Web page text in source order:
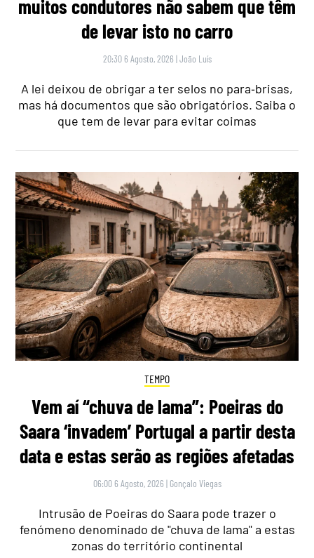
muitos condutores não sabem que têm
de levar isto no carro
20:30 6 Agosto, 2026 |João Luís
A lei deixou de obrigar a ter selos no para‑brisas,
mas há documentos que são obrigatórios. Saiba o
que tem de levar para evitar coimas
TEMPO
Vem aí “chuva de lama”: Poeiras do
Saara ‘invadem’ Portugal a partir desta
data e estas serão as regiões afetadas
06:00 6 Agosto, 2026 | Gonçalo Viegas
Intrusão de Poeiras do Saara pode trazer o
fenómeno denominado de "chuva de lama" a estas
zonas do território continental